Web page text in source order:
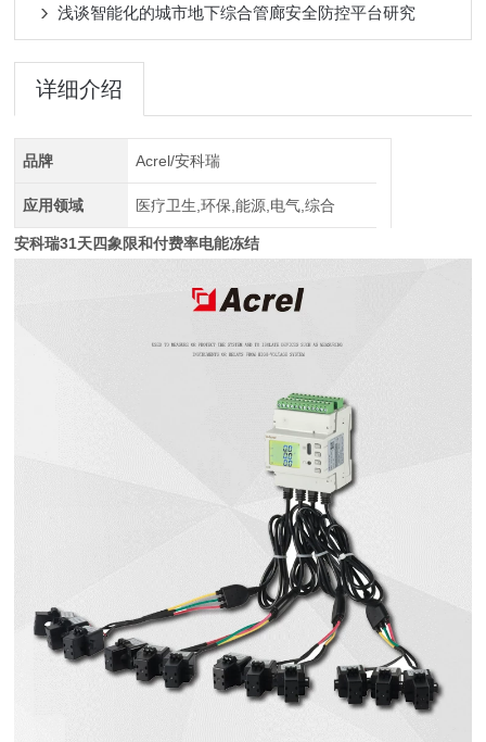
浅谈智能化的城市地下综合管廊安全防控平台研究
详细介绍
品牌 Acrel/安科瑞
应用领域 医疗卫生,环保,能源,电气,综合
安科瑞31天四象限和付费率电能冻结